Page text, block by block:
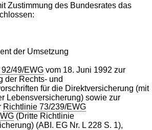
Zustimmung des Bundesrates das
der Umsetzung
49/EWGvom 18. Juni 1992 zur
der Rechts- und
für die Direktversicherung (mit
Lebensversicherung) sowie zur
Richtlinie 73/239/EWG
(Dritte Richtlinie
(ABI. EG Nr. L 228 S. 1),